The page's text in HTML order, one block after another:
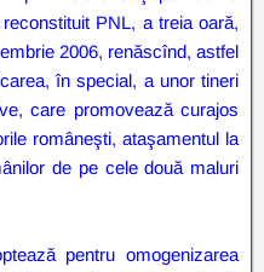
PNL, a treia oară,
2006, renăscînd, astfel
în special, a unor tineri
care promovează curajos
româneşti, ataşamentul la
de pe cele două maluri
pentru omogenizarea